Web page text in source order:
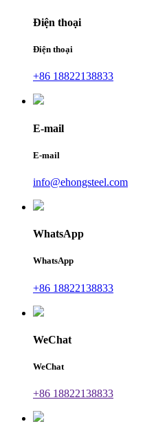
Điện thoại
Điện thoại
+86 18822138833
E-mail
E-mail
info@ehongsteel.com
WhatsApp
WhatsApp
+86 18822138833
WeChat
WeChat
+86 18822138833